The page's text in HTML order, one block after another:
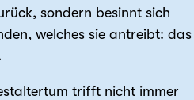
sondern besinnt sich
welches sie antreibt: das
trifft nicht immer